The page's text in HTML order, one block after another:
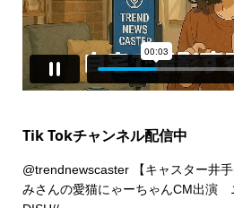
Tik Tokチャンネル配信中
@trendnewscaster【キャスター井
みさんの愛猫にゃーちゃんCM出演